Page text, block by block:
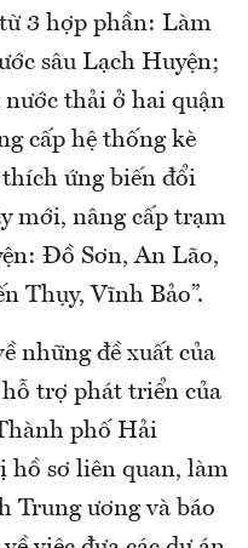
3 hợp phần: Làm
sâu Lạch Huyện;
thải ở hai quận
cấp hệ thống kè
ứng biến đổi
mới, nâng cấp trạm
Đồ Sơn, An Lão,
Thụy, Vĩnh Bảo”.
những đề xuất của
trợ phát triển của
phố Hải
hồ sơ liên quan, làm
Trung ương và báo